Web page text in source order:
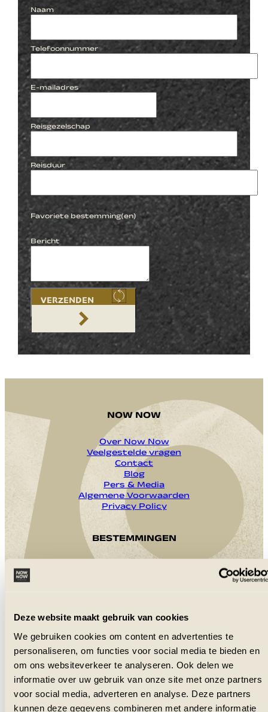
Deze website maakt gebruik van cookies
We gebruiken cookies om content en advertenties te
personaliseren, om functies voor social media te bieden en
om ons websiteverkeer te analyseren. Ook delen we
informatie over uw gebruik van onze site met onze partners
voor social media, adverteren en analyse. Deze partners
kunnen deze gegevens combineren met andere informatie
Naam
Telefoonnummer
E-mailadres
Reisgezelschap
Reisduur
Favoriete bestemming(en)
Bericht
VERZENDEN
NOW NOW
Over Now Now
Veelgestelde vragen
Contact
Blog
Pers & Media
Algemene Voorwaarden
Privacy Policy
BESTEMMINGEN
Schrijf je in voor de nieuwsbrief, ontvang
inspiratie in je inbox.
INSCHRIJVEN
+31 (0)6 41 88 59 52
tessa@nownow.nl